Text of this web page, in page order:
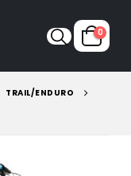
0
TRAIL/ENDURO